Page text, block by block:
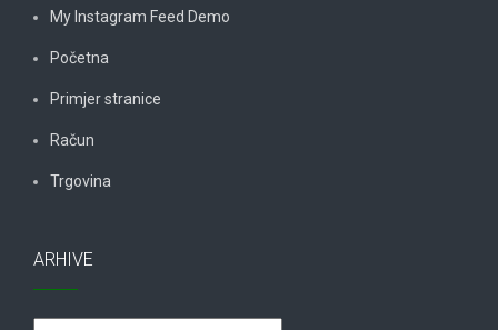
My Instagram Feed Demo
Početna
Primjer stranice
Račun
Trgovina
ARHIVE